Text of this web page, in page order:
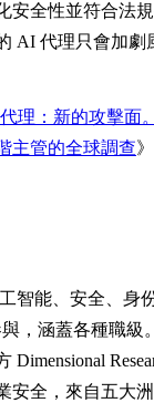
安全性並符合法
AI 代理只會加劇
理：新的攻擊面
主管的全球調查》
智能、安全、身
，涵蓋各種職級
安全，來自五大